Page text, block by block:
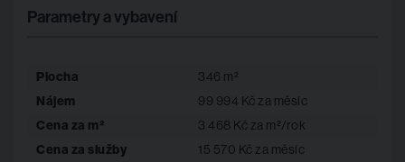
otevřený pracovní prostor s oddělenými kancelářemi a
zasedacími místnostmi – ideální pro firmy, které chtějí
Dispozice:
- open space (95 m²)
- jednací místnost (29 m²)
- recepce (24 m²)
Parametry a vybavení
Plocha 346 m²
Nájem 99 994 Kč za měsíc
Cena za m² 3 468 Kč za m²/rok
Cena za služby 15 570 Kč za měsíc